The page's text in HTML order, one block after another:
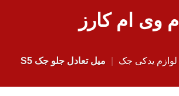
ام وی ام کارز
لوازم یدکی جک میل تعادل جلو جک S5